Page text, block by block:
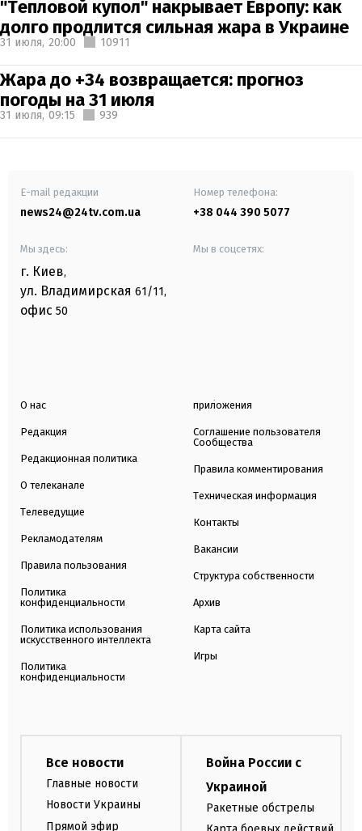
"Тепловой купол" накрывает Европу: как
долго продлится сильная жара в Украине
31 июля, 20:00 10911
Жара до +34 возвращается: прогноз
погоды на 31 июля
31 июля, 09:15 939
E-mail редакции
news24@24tv.com.ua
Номер телефона:
+38 044 390 5077
Мы здесь:
г. Киев,
ул. Владимирская 61/11,
офис 50
Мы в соцсетях:
О нас
Редакция
Редакционная политика
О телеканале
Телеведущие
Рекламодателям
Правила пользования
Политика
конфиденциальности
Политика использования
искусственного интеллекта
Политика
конфиденциальности
приложения
Соглашение пользователя
Сообщества
Правила комментирования
Техническая информация
Контакты
Вакансии
Структура собственности
Архив
Карта сайта
Игры
Все новости
Главные новости
Новости Украины
Прямой эфир
Война России с
Украиной
Ракетные обстрелы